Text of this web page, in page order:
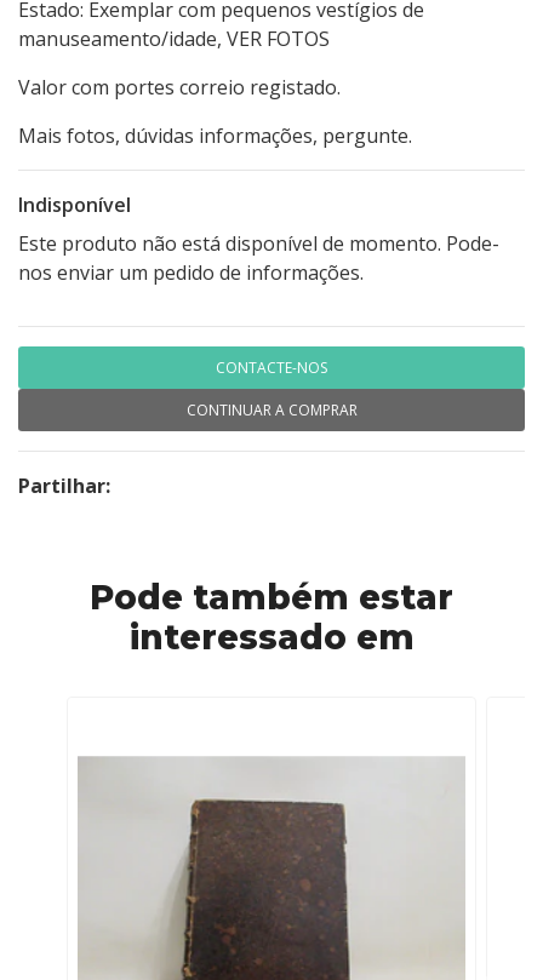
Estado: Exemplar com pequenos vestígios de
manuseamento/idade, VER FOTOS
Valor com portes correio registado.
Mais fotos, dúvidas informações, pergunte.
Indisponível
Este produto não está disponível de momento. Pode-
nos enviar um pedido de informações.
CONTACTE-NOS
CONTINUAR A COMPRAR
Partilhar:
Pode também estar
interessado em